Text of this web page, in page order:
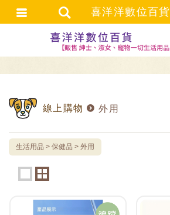
線上購物 外用
生活用品 保健品 外用
喜洋洋數位百貨
選購者登入
選購者註冊